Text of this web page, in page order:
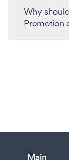
Why
Promotion
Main